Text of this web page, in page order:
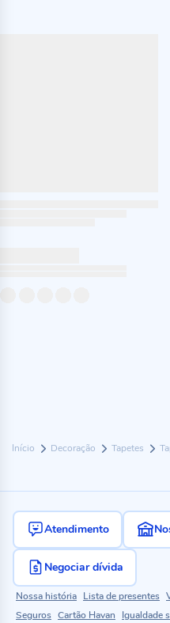
Início Decoração Tapetes
Atendimento
Negociar dívida
Nossa história Lista de presentes
Seguros Cartão Havan Igualdade